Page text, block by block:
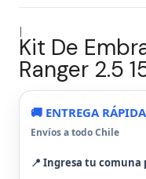
|
Kit De
Ranger 2.5
🚚 ENTREGA
Envíos a todo Chile
📍 Ingresa tu comuna